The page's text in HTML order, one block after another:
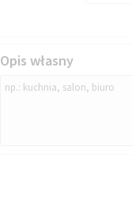
Opis własny